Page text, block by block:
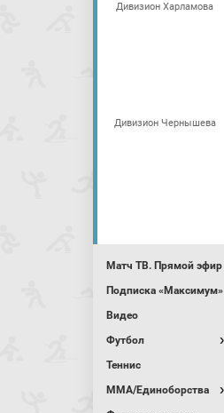
Дивизион Харламова
Дивизион Чернышева
Матч ТВ. Прямой эфир
Подписка «Максимум»
Видео
Футбол
Теннис
MMA/Единоборства